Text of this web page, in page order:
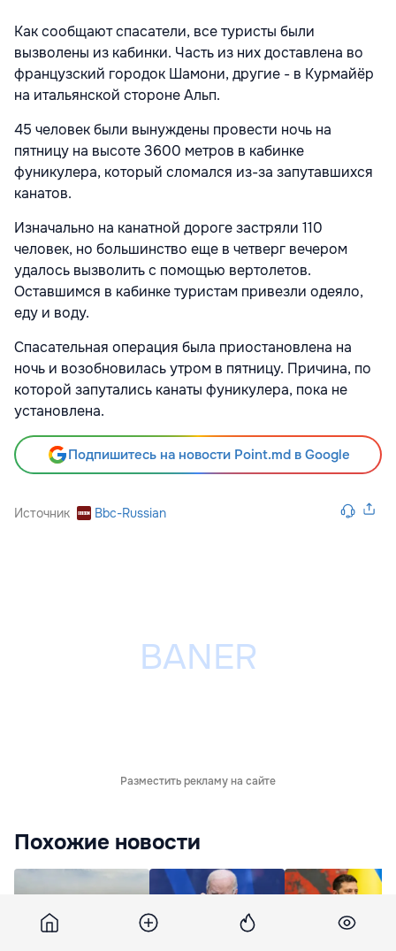
Как сообщают спасатели, все туристы были
вызволены из кабинки. Часть из них доставлена во
французский городок Шамони, другие - в Курмайёр
на итальянской стороне Альп.
45 человек были вынуждены провести ночь на
пятницу на высоте 3600 метров в кабинке
фуникулера, который сломался из-за запутавшихся
канатов.
Изначально на канатной дороге застряли 110
человек, но большинство еще в четверг вечером
удалось вызволить с помощью вертолетов.
Оставшимся в кабинке туристам привезли одеяло,
еду и воду.
Спасательная операция была приостановлена на
ночь и возобновилась утром в пятницу. Причина, по
которой запутались канаты фуникулера, пока не
установлена.
Подпишитесь на новости Point.md в Google
Источник Bbc-Russian
Разместить рекламу на сайте
Похожие новости